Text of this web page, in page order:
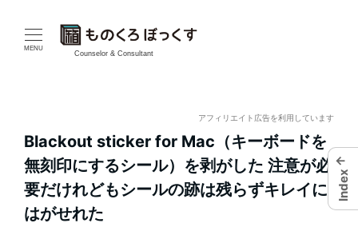
MENU
Counselor & Consultant
アフィリエイト広告を利用しています
Blackout sticker for Mac（キーボードを
無刻印にするシール）を剥がした 注意が必
要だけれどもシールの跡は残らずキレイに
はがせれた
←
Index